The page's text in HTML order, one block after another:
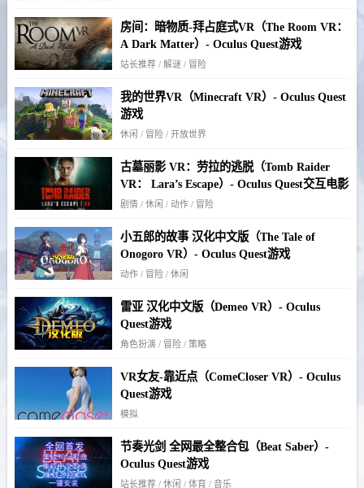
房间：暗物质-拜占庭式VR（The Room VR：
A Dark Matter）- Oculus Quest游戏
站长推荐 / 解谜 / 冒险
我的世界VR（Minecraft VR）- Oculus Quest
游戏
休闲 / 冒险 / 开放世界
古墓丽影 VR：劳拉的逃脱（Tomb Raider
VR： Lara’s Escape）- Oculus Quest交互电影
剧情 / 休闲 / 动作 / 冒险
小五郎的故事 汉化中文版（The Tale of
Onogoro VR）- Oculus Quest游戏
动作 / 冒险 / 休闲
雷亚 汉化中文版（Demeo VR）- Oculus
Quest游戏
角色扮演 / 冒险 / 策略
VR女友-靠近点（ComeCloser VR）- Oculus
Quest游戏
模拟
节奏光剑 全网最全整合包（Beat Saber）-
Oculus Quest游戏
站长推荐 / 休闲 / 体育 / 音乐